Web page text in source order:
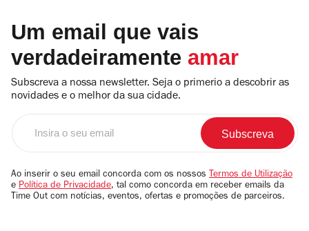
Um email que vais
verdadeiramente amar
Subscreva a nossa newsletter. Seja o primerio a descobrir as
novidades e o melhor da sua cidade.
email
Ao inserir o seu email concorda com os nossos Termos de Utilização
e Política de Privacidade, tal como concorda em receber emails da
Time Out com notícias, eventos, ofertas e promoções de parceiros.